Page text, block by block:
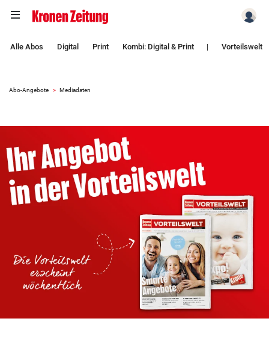
Alle Abos Digital Print Kombi: Digital & Print | Vorteilswelt
Abo-Angebote Mediadaten